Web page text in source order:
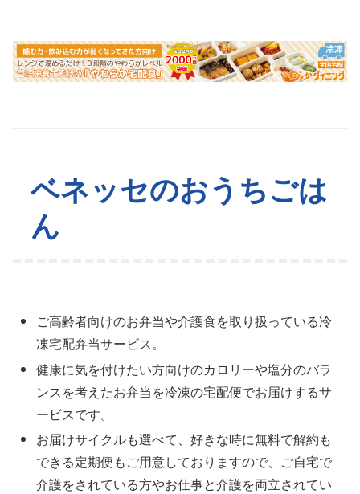
ベネッセのおうちごは
ん
ご高齢者向けのお弁当や介護食を取り扱っている冷
凍宅配弁当サービス。
健康に気を付けたい方向けのカロリーや塩分のバラ
ンスを考えたお弁当を冷凍の宅配便でお届けするサ
ービスです。
お届けサイクルも選べて、好きな時に無料で解約も
できる定期便もご用意しておりますので、ご自宅で
介護をされている方やお仕事と介護を両立されてい